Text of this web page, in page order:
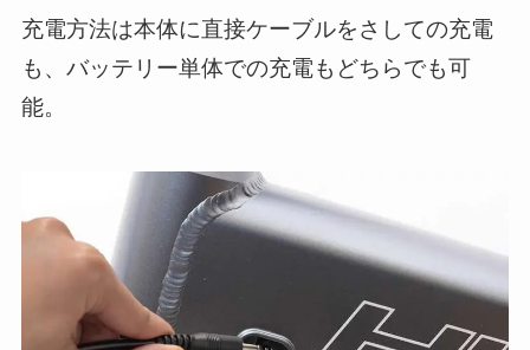
充電方法は本体に直接ケーブルをさしての充電
も、バッテリー単体での充電もどちらでも可
能。